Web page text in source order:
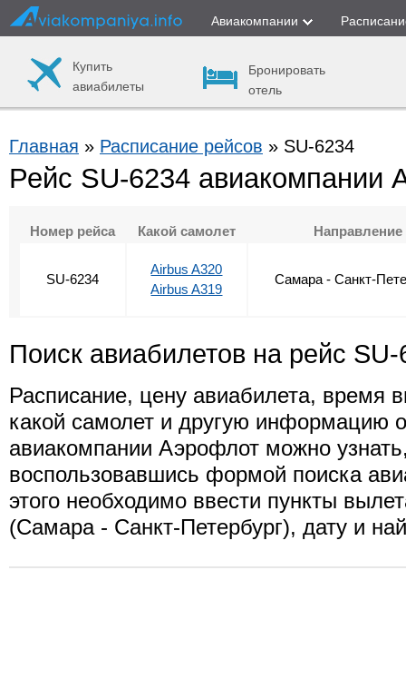
Авиакомпании
Купить
авиабилеты
Бронировать
отель
Главная » Расписание рейсов » SU-6234
Рейс SU-6234 авиакомпании
Номер рейса Какой самолет Направление
SU-6234
Airbus A320
Airbus A319
Самара - Санкт-
Поиск авиабилетов на рейс SU-
Расписание, цену авиабилета, время
какой самолет и другую информацию
авиакомпании Аэрофлот можно
воспользовавшись формой поиска
этого необходимо ввести пункты
(Самара - Санкт-Петербург), дату и